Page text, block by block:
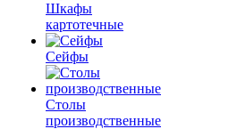
Шкафы
картотечные
Сейфы
Столы
производственные